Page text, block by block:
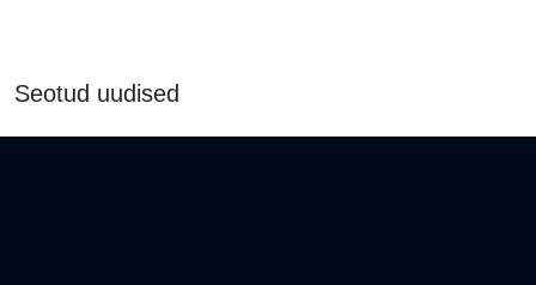
Seotud uudised